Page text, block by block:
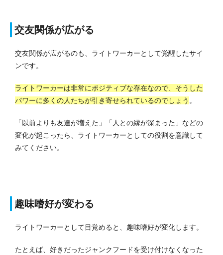
交友関係が広がる
交友関係が広がるのも、ライトワーカーとして覚醒したサイ
ンです。
ライトワーカーは非常にポジティブな存在なので、そうした
パワーに多くの人たちが引き寄せられているのでしょう 。
「以前よりも友達が増えた」「人との縁が深まった」などの
変化が起こったら、ライトワーカーとしての役割を意識して
みてください。
趣味嗜好が変わる
ライトワーカーとして目覚めると、趣味嗜好が変化します。
たとえば、好きだったジャンクフードを受け付けなくなった